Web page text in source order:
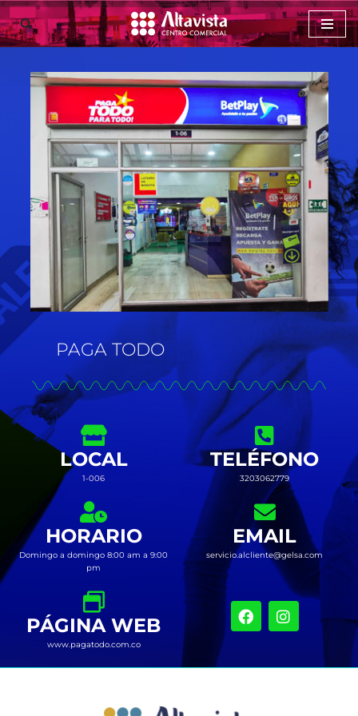
Saltar
contenido
PAGA TODO
LOCAL
1-006
TELÉFONO
3203062779
HORARIO
Domingo a domingo 8:00 am a 9:00
pm
EMAIL
servicio.alcliente@gelsa.com
PÁGINA WEB
www.pagatodo.com.co